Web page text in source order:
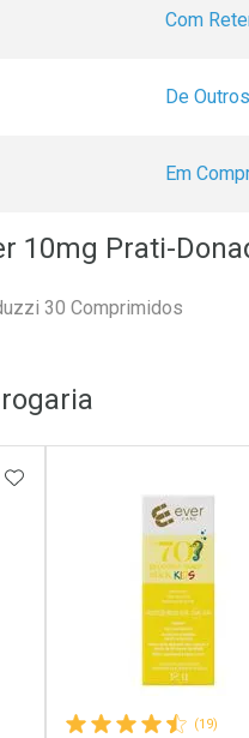
Com
De
Em
10mg Prati-
30 Comprimidos
ADICIONAR AOS
(19)